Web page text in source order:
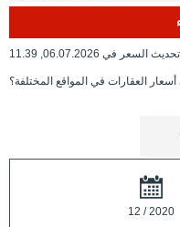
السعر في 06.07.2026, 11.39
أسعار العقارات في المواقع المختلفة؟
12 / 2020